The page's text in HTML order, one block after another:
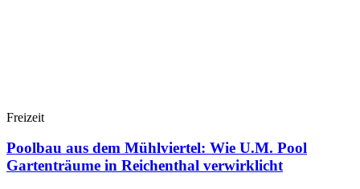
Freizeit
Poolbau aus dem Mühlviertel: Wie U.M. Pool
Gartenträume in Reichenthal verwirklicht